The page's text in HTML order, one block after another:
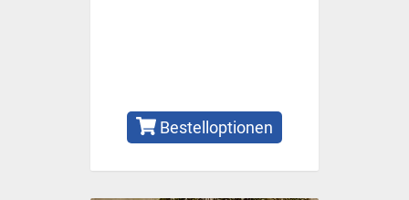
Bestelloptionen